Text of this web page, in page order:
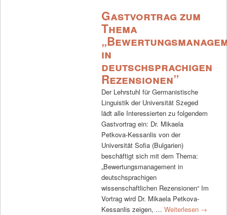
Gastvortrag zum
Thema
in
deutschsprachigen
Rezensionen”
Der Lehrstuhl für Germanistische
Linguistik der Universität Szeged
lädt alle Interessierten zu folgendem
Gastvortrag ein: Dr. Mikaela
Petkova-Kessanlis von der
Universität Sofia (Bulgarien)
beschäftigt sich mit dem Thema:
„Bewertungsmanagement in
deutschsprachigen
wissenschaftlichen Rezensionen“ Im
Vortrag wird Dr. Mikaela Petkova-
Kessanlis zeigen, … Weiterlesen →